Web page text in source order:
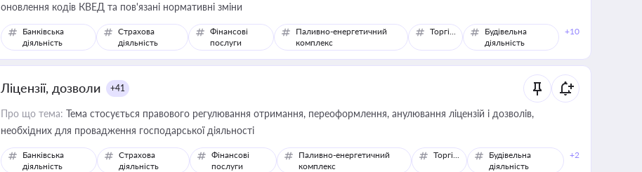
оновлення кодів КВЕД та пов'язані нормативні зміни
Банківська
діяльність
Страхова
діяльність
Фінансові
послуги
Паливно-енергетичний
комплекс
Торгівля
Будівельна
діяльність
+10
Ліцензії, дозволи +41
Про що тема: Тема стосується правового регулювання отримання, переоформлення, анулювання ліцензій і дозволів,
необхідних для провадження господарської діяльності
Банківська
діяльність
Страхова
діяльність
Фінансові
послуги
Паливно-енергетичний
комплекс
Торгівля
Будівельна
діяльність
+2